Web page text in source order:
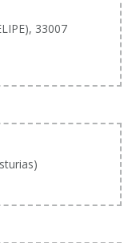
33007